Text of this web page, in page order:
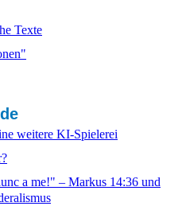
Texte
weitere KI-Spielerei
a me!" – Markus 14:36 und